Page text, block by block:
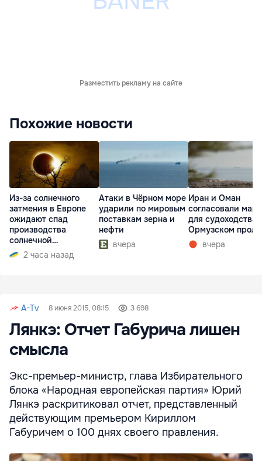
Разместить рекламу на сайте
Похожие новости
Из-за солнечного
затмения в Европе
ожидают спад
производства
солнечной
электроэнергии
2 часа назад
Атаки в Чёрном море
ударили по мировым
поставкам зерна и
нефти
вчера
Иран и Оман
согласовали
для судоходства
Ормузском
вчера
A-Tv 8 июня 2015, 08:15 3 698
Лянкэ: Отчет Габурича лишен
смысла
Экс-премьер-министр, глава Избирательного
блока «Народная европейская партия» Юрий
Лянкэ раскритиковал отчет, представленный
действующим премьером Кириллом
Габуричем о 100 днях своего правления.